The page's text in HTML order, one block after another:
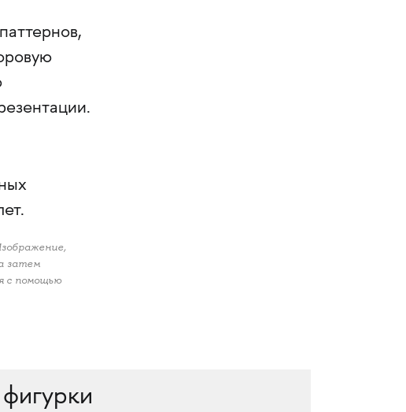
затем
с помощью